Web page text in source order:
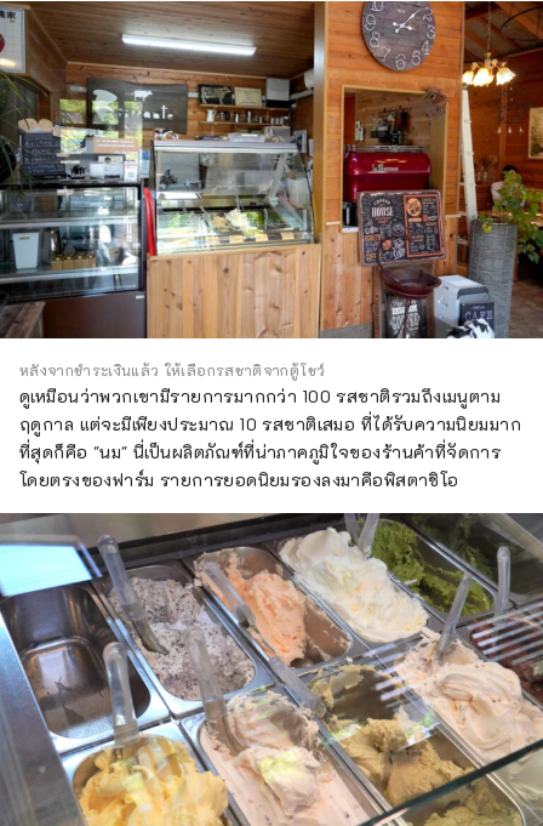
หลังจากชำระเงินแล้ว ให้เลือกรสชาติจากตู้โชว์
ดูเหมือนว่าพวกเขามีรายการมากกว่า 100 รสชาติรวมถึงเมนูตาม
ฤดูกาล แต่จะมีเพียงประมาณ 10 รสชาติเสมอ ที่ได้รับความนิยมมาก
ที่สุดก็คือ "นม" นี่เป็นผลิตภัณฑ์ที่น่าภาคภูมิใจของร้านค้าที่จัดการ
โดยตรงของฟาร์ม รายการยอดนิยมรองลงมาคือพิสตาชิโอ